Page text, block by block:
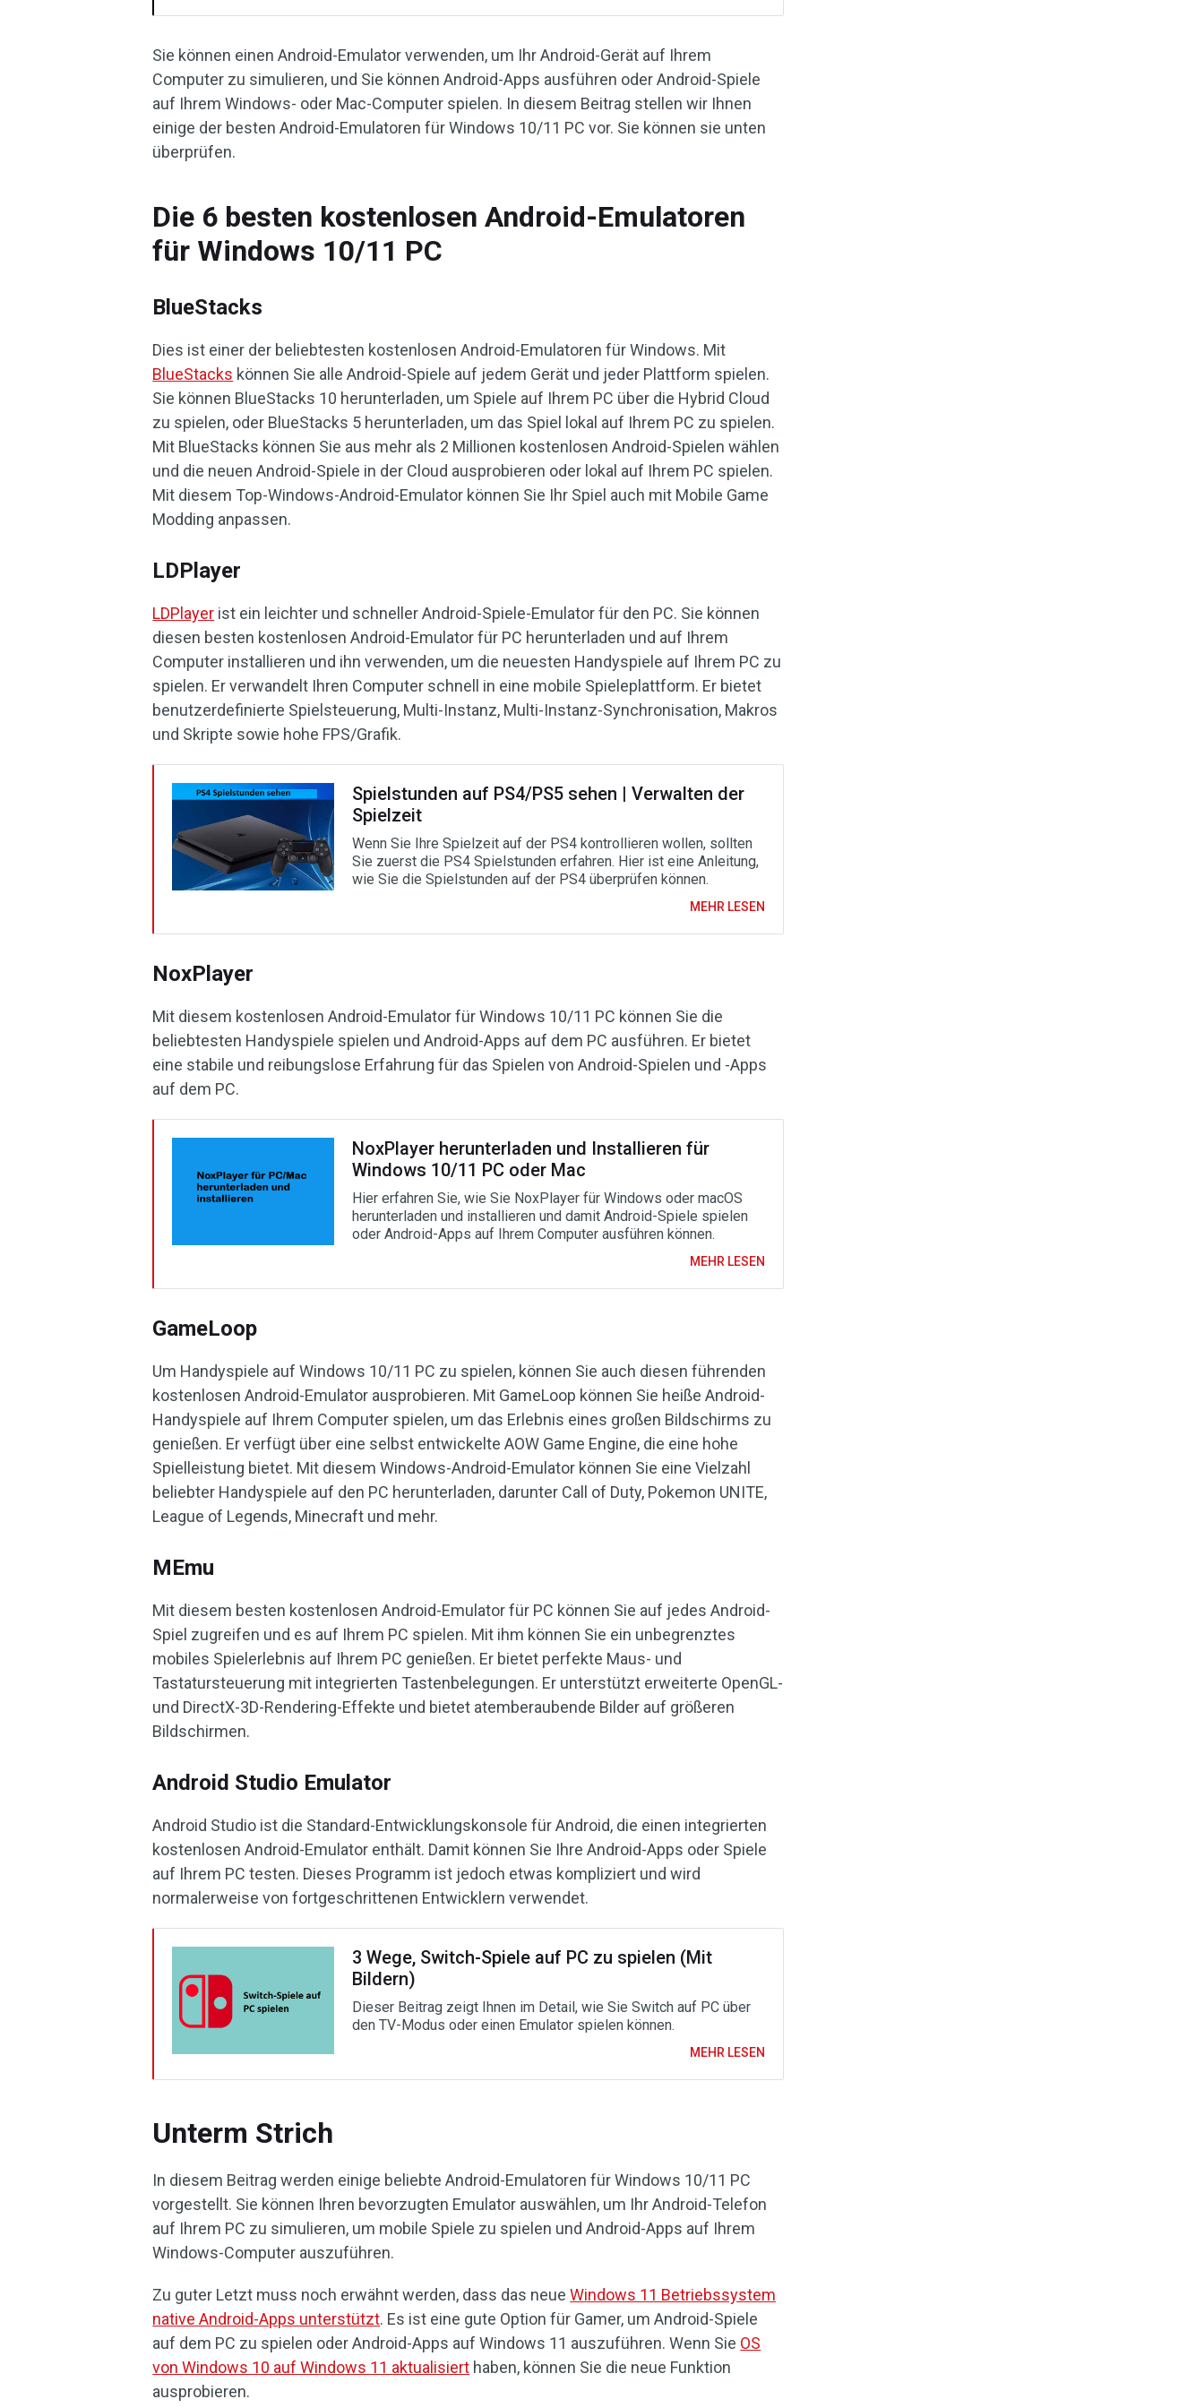
Sie können einen Android-Emulator verwenden, um Ihr Android-Gerät auf Ihrem
Computer zu simulieren, und Sie können Android-Apps ausführen oder Android-Spiele
auf Ihrem Windows- oder Mac-Computer spielen. In diesem Beitrag stellen wir Ihnen
einige der besten Android-Emulatoren für Windows 10/11 PC vor. Sie können sie unten
überprüfen.
Die 6 besten kostenlosen Android-Emulatoren
für Windows 10/11 PC
BlueStacks
Dies ist einer der beliebtesten kostenlosen Android-Emulatoren für Windows. Mit
BlueStacks können Sie alle Android-Spiele auf jedem Gerät und jeder Plattform spielen.
Sie können BlueStacks 10 herunterladen, um Spiele auf Ihrem PC über die Hybrid Cloud
zu spielen, oder BlueStacks 5 herunterladen, um das Spiel lokal auf Ihrem PC zu spielen.
Mit BlueStacks können Sie aus mehr als 2 Millionen kostenlosen Android-Spielen wählen
und die neuen Android-Spiele in der Cloud ausprobieren oder lokal auf Ihrem PC spielen.
Mit diesem Top-Windows-Android-Emulator können Sie Ihr Spiel auch mit Mobile Game
Modding anpassen.
LDPlayer
LDPlayer ist ein leichter und schneller Android-Spiele-Emulator für den PC. Sie können
diesen besten kostenlosen Android-Emulator für PC herunterladen und auf Ihrem
Computer installieren und ihn verwenden, um die neuesten Handyspiele auf Ihrem PC zu
spielen. Er verwandelt Ihren Computer schnell in eine mobile Spieleplattform. Er bietet
benutzerdefinierte Spielsteuerung, Multi-Instanz, Multi-Instanz-Synchronisation, Makros
und Skripte sowie hohe FPS/Grafik.
Spielstunden auf PS4/PS5 sehen | Verwalten der
Spielzeit
Wenn Sie Ihre Spielzeit auf der PS4 kontrollieren wollen, sollten
Sie zuerst die PS4 Spielstunden erfahren. Hier ist eine Anleitung,
wie Sie die Spielstunden auf der PS4 überprüfen können.
MEHR LESEN
NoxPlayer
Mit diesem kostenlosen Android-Emulator für Windows 10/11 PC können Sie die
beliebtesten Handyspiele spielen und Android-Apps auf dem PC ausführen. Er bietet
eine stabile und reibungslose Erfahrung für das Spielen von Android-Spielen und -Apps
auf dem PC.
NoxPlayer herunterladen und Installieren für
Windows 10/11 PC oder Mac
Hier erfahren Sie, wie Sie NoxPlayer für Windows oder macOS
herunterladen und installieren und damit Android-Spiele spielen
oder Android-Apps auf Ihrem Computer ausführen können.
MEHR LESEN
GameLoop
Um Handyspiele auf Windows 10/11 PC zu spielen, können Sie auch diesen führenden
kostenlosen Android-Emulator ausprobieren. Mit GameLoop können Sie heiße Android-
Handyspiele auf Ihrem Computer spielen, um das Erlebnis eines großen Bildschirms zu
genießen. Er verfügt über eine selbst entwickelte AOW Game Engine, die eine hohe
Spielleistung bietet. Mit diesem Windows-Android-Emulator können Sie eine Vielzahl
beliebter Handyspiele auf den PC herunterladen, darunter Call of Duty, Pokemon UNITE,
League of Legends, Minecraft und mehr.
MEmu
Mit diesem besten kostenlosen Android-Emulator für PC können Sie auf jedes Android-
Spiel zugreifen und es auf Ihrem PC spielen. Mit ihm können Sie ein unbegrenztes
mobiles Spielerlebnis auf Ihrem PC genießen. Er bietet perfekte Maus- und
Tastatursteuerung mit integrierten Tastenbelegungen. Er unterstützt erweiterte OpenGL-
und DirectX-3D-Rendering-Effekte und bietet atemberaubende Bilder auf größeren
Bildschirmen.
Android Studio Emulator
Android Studio ist die Standard-Entwicklungskonsole für Android, die einen integrierten
kostenlosen Android-Emulator enthält. Damit können Sie Ihre Android-Apps oder Spiele
auf Ihrem PC testen. Dieses Programm ist jedoch etwas kompliziert und wird
normalerweise von fortgeschrittenen Entwicklern verwendet.
3 Wege, Switch-Spiele auf PC zu spielen (Mit
Bildern)
Dieser Beitrag zeigt Ihnen im Detail, wie Sie Switch auf PC über
den TV-Modus oder einen Emulator spielen können.
MEHR LESEN
Unterm Strich
In diesem Beitrag werden einige beliebte Android-Emulatoren für Windows 10/11 PC
vorgestellt. Sie können Ihren bevorzugten Emulator auswählen, um Ihr Android-Telefon
auf Ihrem PC zu simulieren, um mobile Spiele zu spielen und Android-Apps auf Ihrem
Windows-Computer auszuführen.
Zu guter Letzt muss noch erwähnt werden, dass das neueWindows 11 Betriebssystem
native Android-Apps unterstützt. Es ist eine gute Option für Gamer, um Android-Spiele
auf dem PC zu spielen oder Android-Apps auf Windows 11 auszuführen. Wenn Sie OS
von Windows 10 auf Windows 11 aktualisiert haben, können Sie die neue Funktion
ausprobieren.